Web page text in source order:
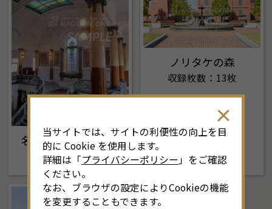
名古屋市市政資料館
収録枚数：24枚
ノリタケの森
収録枚数：13枚
当サイトでは、サイトの利便性の向上を目
的に Cookie を使用します。
詳細は「プライバシーポリシー 」をご確認
ください。
なお、ブラウザの設定によりCookieの機能
を変更することもできます。